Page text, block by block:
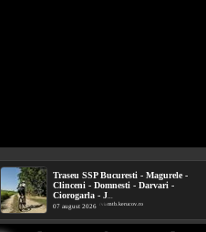
Traseu SSP Bucuresti - Magurele -
Clinceni - Domnesti - Darvari -
Ciorogarla - J...
07 august 2026 / via mtb.kerucov.ro